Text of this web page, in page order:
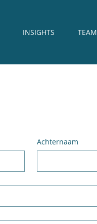
INSIGHTS TEAM
Achternaam